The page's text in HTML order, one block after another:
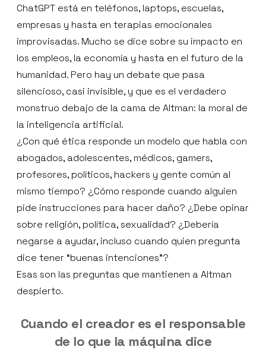
ChatGPT está en teléfonos, laptops, escuelas,
empresas y hasta en terapias emocionales
improvisadas. Mucho se dice sobre su impacto en
los empleos, la economía y hasta en el futuro de la
humanidad. Pero hay un debate que pasa
silencioso, casi invisible, y que es el verdadero
monstruo debajo de la cama de Altman: la moral de
la inteligencia artificial.
¿Con qué ética responde un modelo que habla con
abogados, adolescentes, médicos, gamers,
profesores, políticos, hackers y gente común al
mismo tiempo? ¿Cómo responde cuando alguien
pide instrucciones para hacer daño? ¿Debe opinar
sobre religión, política, sexualidad? ¿Debería
negarse a ayudar, incluso cuando quien pregunta
dice tener “buenas intenciones”?
Esas son las preguntas que mantienen a Altman
despierto.
Cuando el creador es el responsable
de lo que la máquina dice